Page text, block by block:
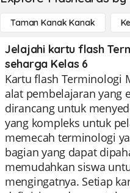
Taman Kanak Kanak
Jelajahi kartu flash
seharga Kelas 6
Kartu flash Terminologi
alat pembelajaran yang
dirancang untuk
yang kompleks untuk
memecah terminologi
bagian yang dapat
memudahkan siswa
mengingatnya. Setiap